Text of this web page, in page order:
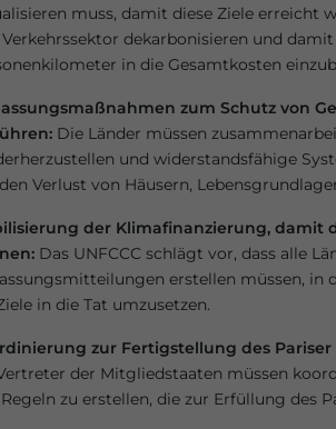
muss, damit diese Ziele erreicht
dekarbonisieren und
in die Gesamtkosten
zum Schutz von
Die Länder müssen
und widerstandsfähige
Verlust von Häusern,
der Klimafinanzierung, damit
Das UNFCCC schlägt vor, dass alle
erstellen müssen, in
in die Tat umzusetzen.
zur Fertigstellung des Pariser
der Mitgliedstaaten müssen
zu erstellen, die zur Erfüllung des